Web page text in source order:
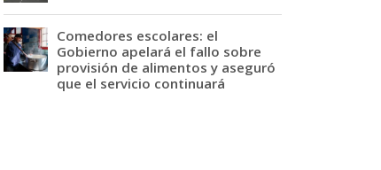
Comedores escolares: el
Gobierno apelará el fallo sobre
provisión de alimentos y aseguró
que el servicio continuará